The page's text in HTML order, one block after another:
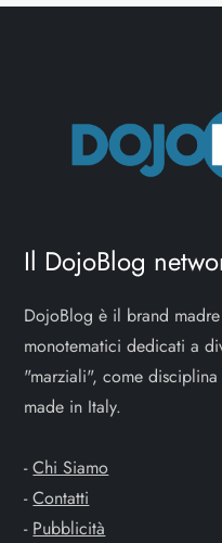
o
n
e
a
r
t
Il DojoBlog
DojoBlog è il brand
monotematici dedicati a
"marziali", come
made in Italy.
-Chi Siamo
-Contatti
- Pubblicità